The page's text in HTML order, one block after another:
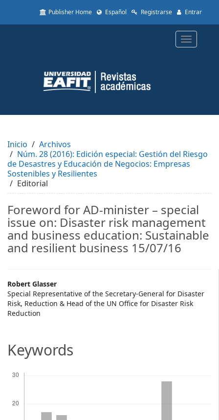
to
Content
Sidebar
Publisher Home Español Registrarse Entrar
Toggle
Inicio
Archivos
Núm. 28 (2016): Edición especial: Gestión del Riesgo
de Desastres y Educación de Negocios: Empresas
Sostenibles y Resilientes
Editorial
Foreword for AD-minister – special
issue on: Disaster risk management
and business education: Sustainable
and resilient business 15/07/16
Main
Article
Content
Robert Glasser
Special Representative of the Secretary-General for Disaster
Risk, Reduction & Head of the UN Office for Disaster Risk
Reduction
Keywords